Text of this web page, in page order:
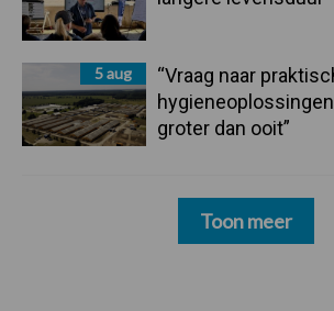
5 aug
“Vraag naar
groter dan ooit”
Toon meer